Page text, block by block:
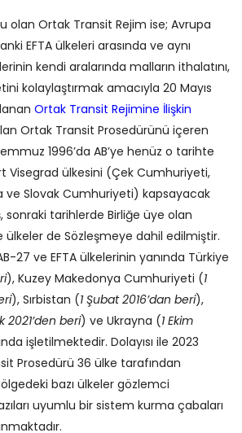
olan Ortak Transit Rejim ise; Avrupa
EFTA ülkeleri arasında ve aynı
kendi aralarında malların ithalatını,
kolaylaştırmak amacıyla 20 Mayıs
Ortak Transit Rejimine İlişkin
Ortak Transit Prosedürünü içeren
1996’da AB’ye henüz o tarihte
Visegrad ülkesini (Çek Cumhuriyeti,
ve Slovak Cumhuriyeti) kapsayacak
sonraki tarihlerde Birliğe üye olan
ülkeler de Sözleşmeye dahil edilmiştir.
27 ve EFTA ülkelerinin yanında Türkiye
), Kuzey Makedonya Cumhuriyeti (1
), Sırbistan (1 Şubat 2016’dan beri),
2021’den beri) ve Ukrayna (1 Ekim
işletilmektedir. Dolayısı ile 2023
Prosedürü 36 ülke tarafından
bazı ülkeler gözlemci
uyumlu bir sistem kurma çabaları